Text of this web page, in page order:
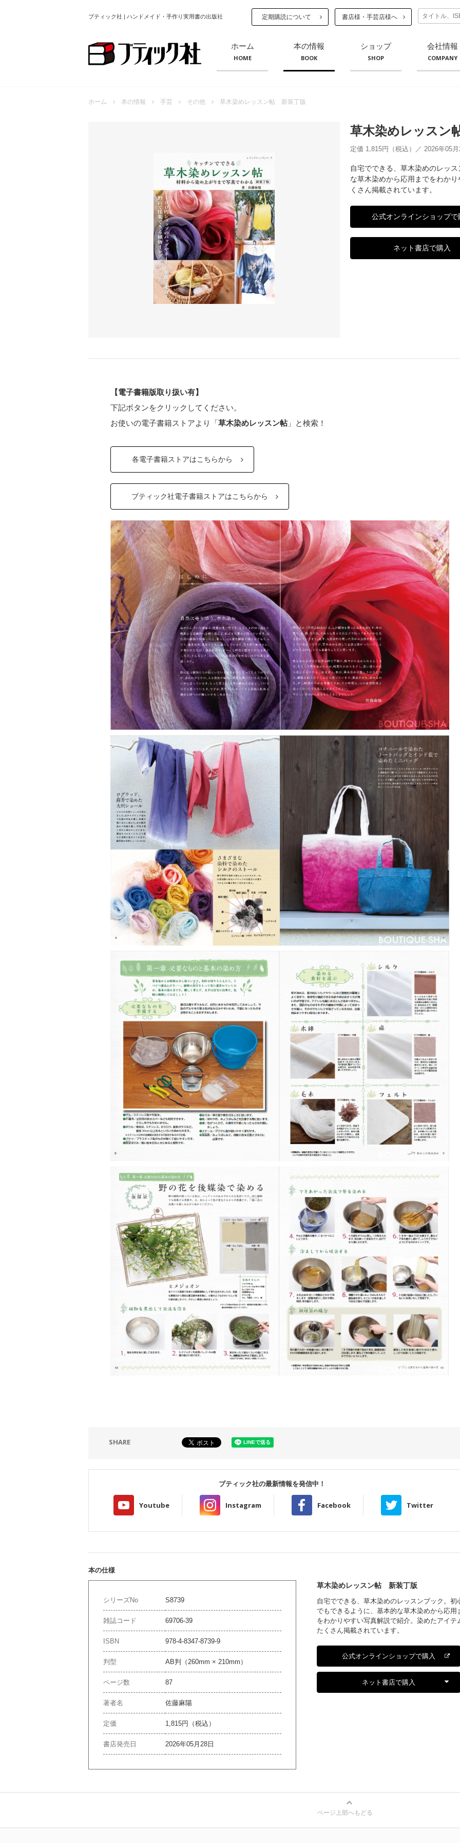
ブティック社 | ハンドメイド・手作り実用書の出版社 定期購読について 書店様・手芸店様へ
ホーム
HOME
本の情報
BOOK
ショップ
SHOP
会社情報
COMPANY
ホーム 本の情報 手芸 その他 草木染めレッスン帖 新装丁版
草木染めレッスン
定価 1,815円（税込）／ 2026年05
自宅でできる、草木染めのレッ
な草木染めから応用までをわか
くさん掲載されています。
公式オンラインショップで
ネット書店で購入
【電子書籍版取り扱い有】
下記ボタンをクリックしてください。
お使いの電子書籍ストアより「草木染めレッスン帖」と検索！
各電子書籍ストアはこちらから
ブティック社電子書籍ストアはこちらから
SHARE
ブティック社の最新情報を発信中！
Youtube Instagram Facebook Twitter
本の仕様
シリーズNo S8739
雑誌コード 69706-39
ISBN 978-4-8347-8739-9
判型 AB判（260mm × 210mm）
ページ数 87
著者名 佐藤麻陽
定価 1,815円（税込）
書店発売日 2026年05月28日
草木染めレッスン帖 新装丁版
自宅でできる、草木染めのレッスンブック。初
でもできるように、基本的な草木染めから応用
をわかりやすい写真解説で紹介。染めたアイテ
たくさん掲載されています。
公式オンラインショップで購入
ネット書店で購入
ページ上部へもどる